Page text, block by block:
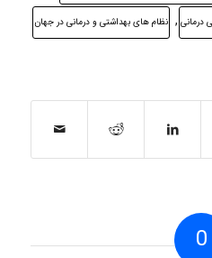
درمانی , نظام های بهداشتی و درمانی در جهان
0